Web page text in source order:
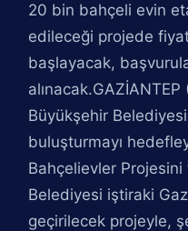
20 bin bahçeli evin
edileceği projede
başlayacak,
Büyükşehir
buluşturmayı
Bahçelievler Projesini
Belediyesi iştiraki
geçirilecek projeyle,